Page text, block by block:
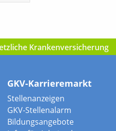
Krankenversicherung
GKV-Karrieremarkt
Stellenanzeigen
GKV-Stellenalarm
Bildungsangebote